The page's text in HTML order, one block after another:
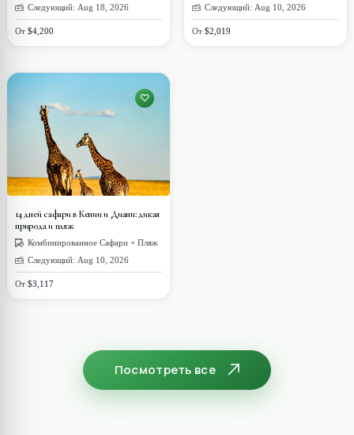
Следующий: Aug 18, 2026
От $4,200
Следующий: Aug 10, 2026
От $2,019
14 дней сафари в Кении и Диани: дикая
природа и пляж
Комбинированное Сафари + Пляж
Следующий: Aug 10, 2026
От $3,117
Посмотреть все